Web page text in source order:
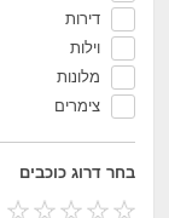
דירות
וילות
מלונות
צימרים
בחר דרוג כוכבים